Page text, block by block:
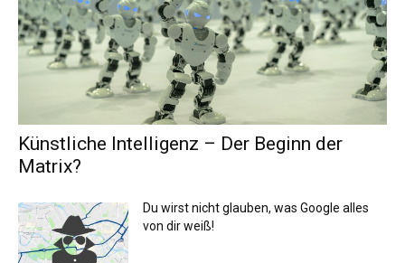
Künstliche Intelligenz – Der Beginn der
Matrix?
Du wirst nicht glauben, was Google alles
von dir weiß!